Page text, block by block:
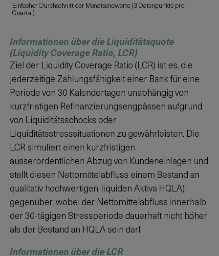
1 Einfacher Durchschnitt der Monatsendwerte (3 Datenpunkte pro
Quartal).
Informationen über die Liquiditätsquote
(Liquidity Coverage Ratio, LCR)
Ziel der Liquidity Coverage Ratio (LCR) ist es, die
jederzeitige Zahlungsfähigkeit einer Bank für eine
Periode von 30 Kalendertagen unabhängig von
kurzfristigen Refinanzierungsengpässen aufgrund
von Liquiditätsschocks oder
Liquiditätsstresssituationen zu gewährleisten. Die
LCR simuliert einen kurzfristigen
ausserordentlichen Abzug von Kundeneinlagen und
stellt diesen Nettomittelabfluss einem Bestand an
qualitativ hochwertigen, liquiden Aktiva HQLA)
gegenüber, wobei der Nettomittelabfluss innerhalb
der 30-tägigen Stressperiode dauerhaft nicht höher
als der Bestand an HQLA sein darf.
Informationen über die LCR